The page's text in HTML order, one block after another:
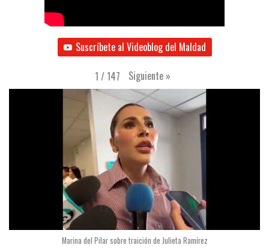
Suscríbete al Videoblog del Maldad
1 /147 Siguiente »
Marina del Pilar sobre traición de Julieta Ramírez